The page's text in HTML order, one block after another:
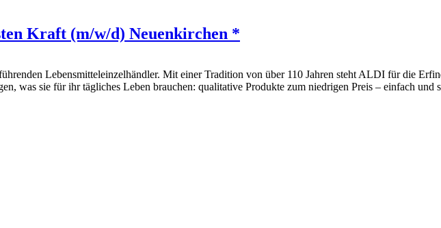
Kraft (m/w/d) Neuenkirchen *
Lebensmitteleinzelhändler. Mit einer Tradition von über 110 Jahren steht ALDI für die
was sie für ihr tägliches Leben brauchen: qualitative Produkte zum niedrigen Preis – einfach und